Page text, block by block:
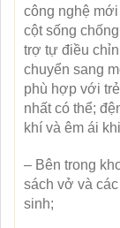
công nghệ
cột sống
trợ tự điều
chuyển sang
phù hợp với
nhất có thể;
khí và êm ái
– Bên trong
sách vở và
sinh;